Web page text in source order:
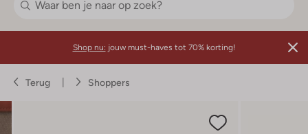
Shop nu: jouw must-haves tot 70% korting!
Terug Shoppers